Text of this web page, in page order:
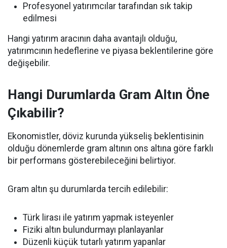
Profesyonel yatırımcılar tarafından sık takip
edilmesi
Hangi yatırım aracının daha avantajlı olduğu,
yatırımcının hedeflerine ve piyasa beklentilerine göre
değişebilir.
Hangi Durumlarda Gram Altın Öne
Çıkabilir?
Ekonomistler, döviz kurunda yükseliş beklentisinin
olduğu dönemlerde gram altının ons altına göre farklı
bir performans gösterebileceğini belirtiyor.
Gram altın şu durumlarda tercih edilebilir:
Türk lirası ile yatırım yapmak isteyenler
Fiziki altın bulundurmayı planlayanlar
Düzenli küçük tutarlı yatırım yapanlar